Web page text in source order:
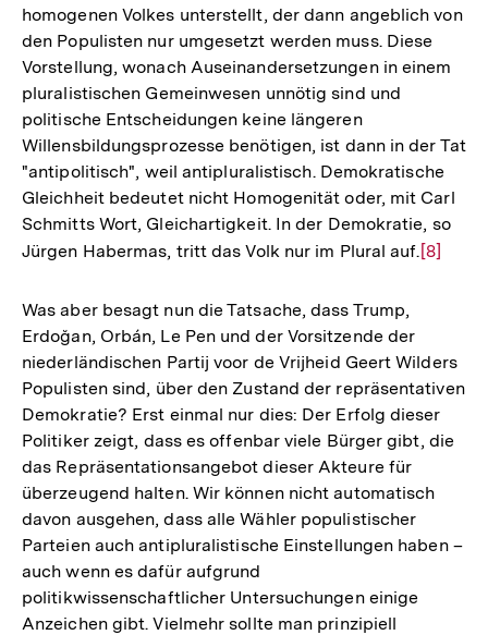
homogenen Volkes unterstellt, der dann angeblich von
den Populisten nur umgesetzt werden muss. Diese
Vorstellung, wonach Auseinandersetzungen in einem
pluralistischen Gemeinwesen unnötig sind und
politische Entscheidungen keine längeren
Willensbildungsprozesse benötigen, ist dann in der Tat
"antipolitisch", weil antipluralistisch. Demokratische
Gleichheit bedeutet nicht Homogenität oder, mit Carl
Schmitts Wort, Gleichartigkeit. In der Demokratie, so
Jürgen Habermas, tritt das Volk nur im Plural auf. Zur
[8]
Was aber besagt nun die Tatsache, dass Trump,
Erdoğan, Orbán, Le Pen und der Vorsitzende der
niederländischen Partij voor de Vrijheid Geert Wilders
Populisten sind, über den Zustand der repräsentativen
Demokratie? Erst einmal nur dies: Der Erfolg dieser
Politiker zeigt, dass es offenbar viele Bürger gibt, die
das Repräsentationsangebot dieser Akteure für
überzeugend halten. Wir können nicht automatisch
davon ausgehen, dass alle Wähler populistischer
Parteien auch antipluralistische Einstellungen haben –
auch wenn es dafür aufgrund
politikwissenschaftlicher Untersuchungen einige
Anzeichen gibt. Vielmehr sollte man prinzipiell